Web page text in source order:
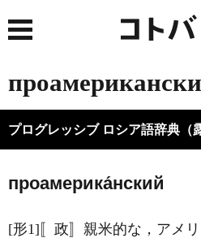
プログレッシブ ロシア語辞典（
проамерика́нский
[形1]〚政〛親米的な，アメ